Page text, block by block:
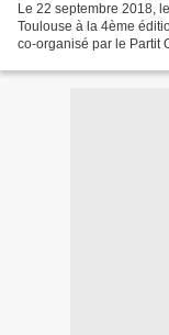
Le 22 septembre 2018,
Toulouse à la 4ème
co-organisé par le Partit